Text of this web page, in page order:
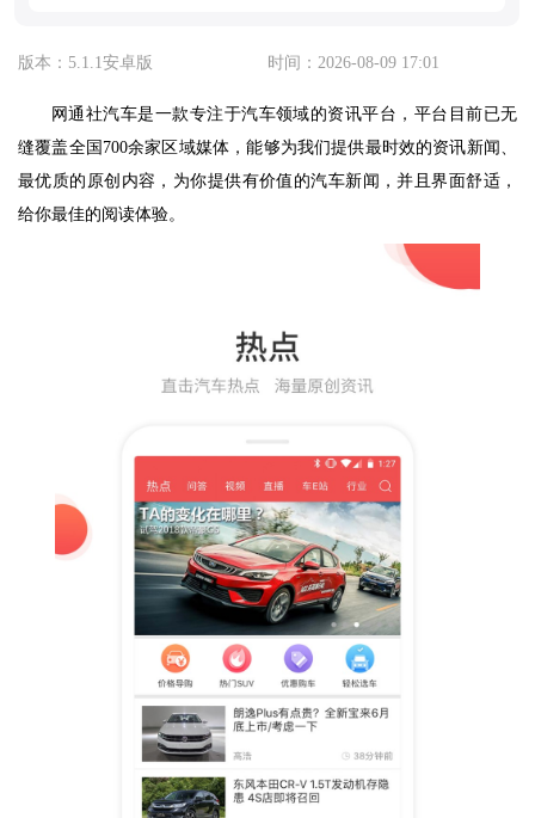
版本：5.1.1安卓版 时间：2026-08-09 17:01
网通社汽车是一款专注于汽车领域的资讯平台，平台目前已无
缝覆盖全国700余家区域媒体，能够为我们提供最时效的资讯新闻、
最优质的原创内容，为你提供有价值的汽车新闻，并且界面舒适，
给你最佳的阅读体验。